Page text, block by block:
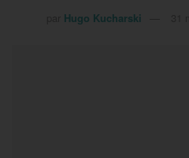
Hugo Kucharski